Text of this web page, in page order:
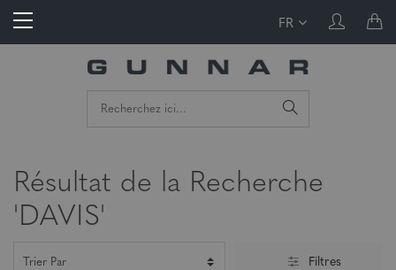
FR
Résultat de la Recherche
'DAVIS'
Filtres